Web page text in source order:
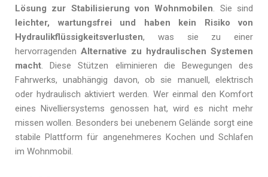
Lösung zur Stabilisierung von Wohnmobilen. Sie sind
leichter, wartungsfrei und haben kein Risiko von
Hydraulikflüssigkeitsverlusten, was sie zu einer
hervorragenden Alternative zu hydraulischen Systemen
macht. Diese Stützen eliminieren die Bewegungen des
Fahrwerks, unabhängig davon, ob sie manuell, elektrisch
oder hydraulisch aktiviert werden. Wer einmal den Komfort
eines Nivelliersystems genossen hat, wird es nicht mehr
missen wollen. Besonders bei unebenem Gelände sorgt eine
stabile Plattform für angenehmeres Kochen und Schlafen
im Wohnmobil.